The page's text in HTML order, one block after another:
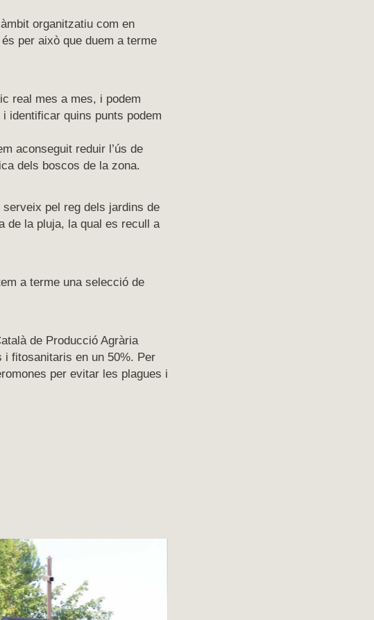
organitzatiu com en
per això que duem a terme
real mes a mes, i podem
identificar quins punts podem
aconseguit reduir l’ús de
dels boscos de la zona.
serveix pel reg dels jardins de
de la pluja, la qual es recull a
a terme una selecció de
de Producció Agrària
i fitosanitaris en un 50%. Per
per evitar les plagues i